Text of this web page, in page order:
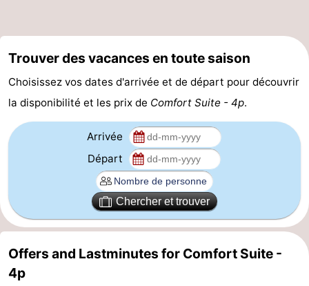
et
manger
Événements
Pratiques
Route
Stationnement
-
du
Médicales
Région
Trouver des vacances en toute saison
Choisissez vos dates d'arrivée et de départ pour découvrir
la disponibilité et les prix de Comfort Suite - 4p.
Arrivée
Départ
Chercher et trouver
Offers and Lastminutes for Comfort Suite -
4p